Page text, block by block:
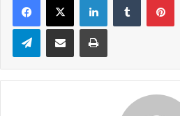
Telegram